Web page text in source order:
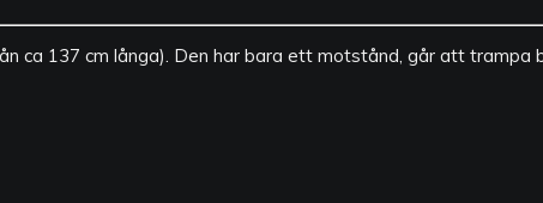
ca 137 cm långa). Den har bara ett motstånd, går att